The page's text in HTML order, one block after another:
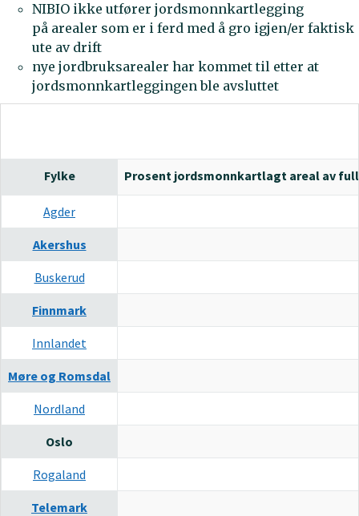
NIBIO ikke utfører jordsmonnkartlegging
på arealer som er i ferd med å gro igjen/er faktisk
ute av drift
nye jordbruksarealer har kommet til etter at
jordsmonnkartleggingen ble avsluttet
Fylke Prosent jordsmonnkartlagt areal av
Agder
Akershus
Buskerud
Finnmark
Innlandet
Møre og Romsdal
Nordland
Oslo
Rogaland
Telemark